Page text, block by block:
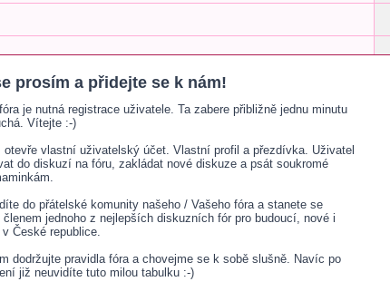
prosím a přidejte se k nám!
je nutná registrace uživatele. Ta zabere přibližně jednu minutu
Vítejte :-)
otevře vlastní uživatelský účet. Vlastní profil a přezdívka. Uživatel
do diskuzí na fóru, zakládat nové diskuze a psát soukromé
do přátelské komunity našeho / Vašeho fóra a stanete se
jednoho z nejlepších diskuzních fór pro budoucí, nové i
České republice.
dodržujte pravidla fóra a chovejme se k sobě slušně. Navíc po
již neuvidíte tuto milou tabulku :-)